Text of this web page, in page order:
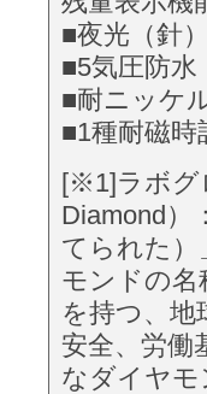
■夜光（針）
■5気圧防水
■耐ニッケ
■1種耐磁時
[※1]ラボグ
Diamond）
てられた
モンドの名
を持つ、地
安全、労働
なダイヤモ